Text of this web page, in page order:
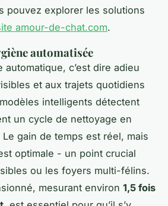
pouvez explorer les solutions
amour-de-chat.com.
automatisée
automatique, c’est dire adieu
et aux trajets quotidiens
intelligents détectent
un cycle de nettoyage en
gain de temps est réel, mais
optimale - un point crucial
ou les foyers multi-félins.
mesurant environ 1,5 fois